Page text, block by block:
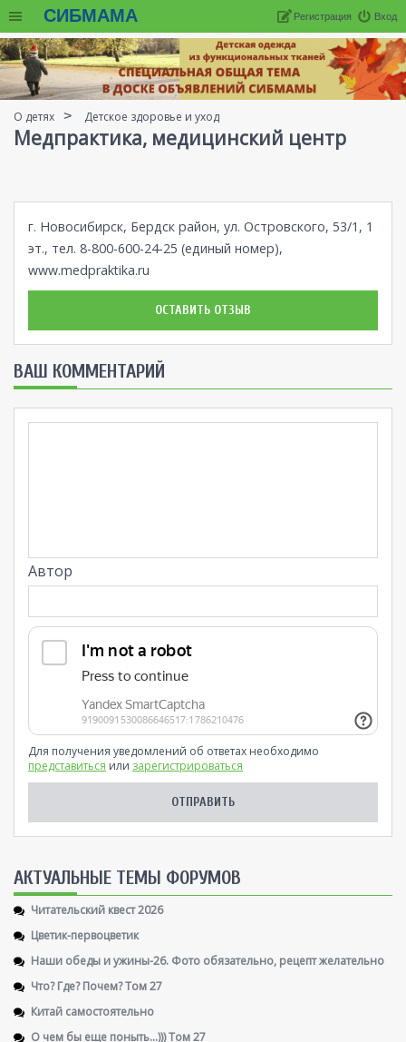
СИБМАМА Вход
Регистрация
О детях Детское здоровье и уход
Медпрактика, медицинский центр
г. Новосибирск, Бердск район, ул. Островского, 53/1, 1
эт., тел. 8-800-600-24-25 (единый номер),
www.medpraktika.ru
ОСТАВИТЬ ОТЗЫВ
ВАШ КОММЕНТАРИЙ
Автор
Для получения уведомлений об ответах необходимо
представиться или зарегистрироваться
AКТУАЛЬНЫЕ ТЕМЫ ФОРУМОВ
Читательский квест 2026
Цветик-первоцветик
Наши обеды и ужины-26. Фото обязательно, рецепт желательно
Что? Где? Почем? Том 27
Китай самостоятельно
О чем бы еще поныть...))) Том 27